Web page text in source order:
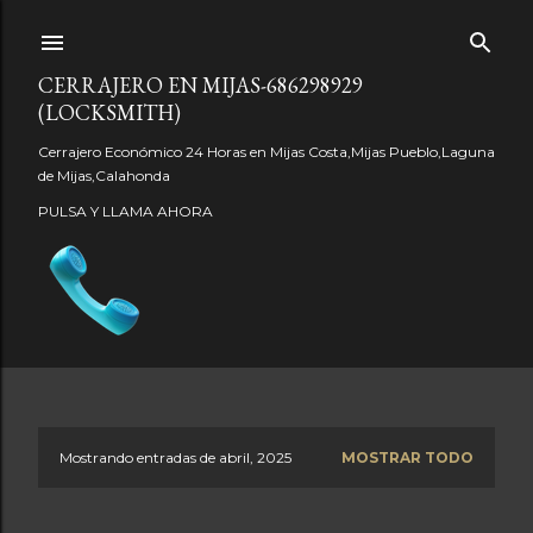
CERRAJERO EN MIJAS-686298929
(LOCKSMITH)
Cerrajero Económico 24 Horas en Mijas Costa,Mijas Pueblo,Laguna
de Mijas,Calahonda
PULSA Y LLAMA AHORA
Mostrando entradas de abril, 2025 MOSTRAR TODO